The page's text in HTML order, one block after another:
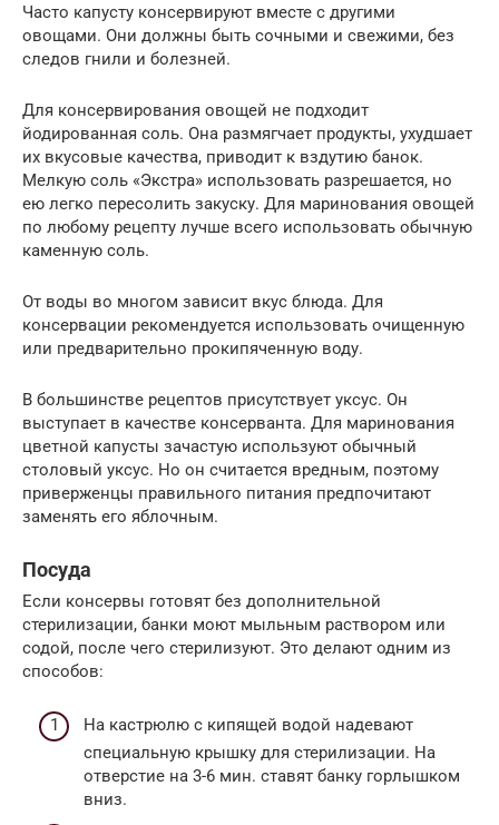
Часто капусту консервируют вместе с другими
овощами. Они должны быть сочными и свежими, без
следов гнили и болезней.
Для консервирования овощей не подходит
йодированная соль. Она размягчает продукты, ухудшает
их вкусовые качества, приводит к вздутию банок.
Мелкую соль «Экстра» использовать разрешается, но
ею легко пересолить закуску. Для маринования овощей
по любому рецепту лучше всего использовать обычную
каменную соль.
От воды во многом зависит вкус блюда. Для
консервации рекомендуется использовать очищенную
или предварительно прокипяченную воду.
В большинстве рецептов присутствует уксус. Он
выступает в качестве консерванта. Для маринования
цветной капусты зачастую используют обычный
столовый уксус. Но он считается вредным, поэтому
приверженцы правильного питания предпочитают
заменять его яблочным.
Посуда
Если консервы готовят без дополнительной
стерилизации, банки моют мыльным раствором или
содой, после чего стерилизуют. Это делают одним из
способов:
На кастрюлю с кипящей водой надевают
специальную крышку для стерилизации. На
отверстие на 3-6 мин. ставят банку горлышком
вниз.